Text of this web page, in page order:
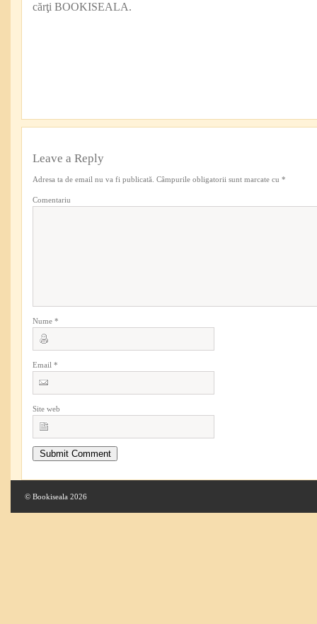
cărţi BOOKISEALA.
Leave a Reply
Adresa ta de email nu va fi publicată. Câmpurile obligatorii sunt marcate cu *
Comentariu
Nume *
Email *
Site web
© Bookiseala 2026